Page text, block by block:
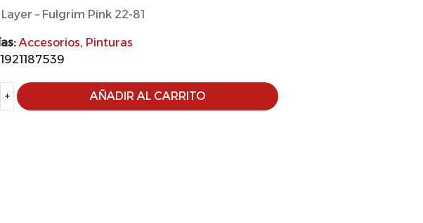
– Fulgrim Pink 22-81
Accesorios, Pinturas
+ AÑADIR AL CARRITO